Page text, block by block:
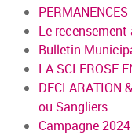
Le recensement
Bulletin
LA SCLEROSE
DECLARATION
ou Sangliers
Campagne